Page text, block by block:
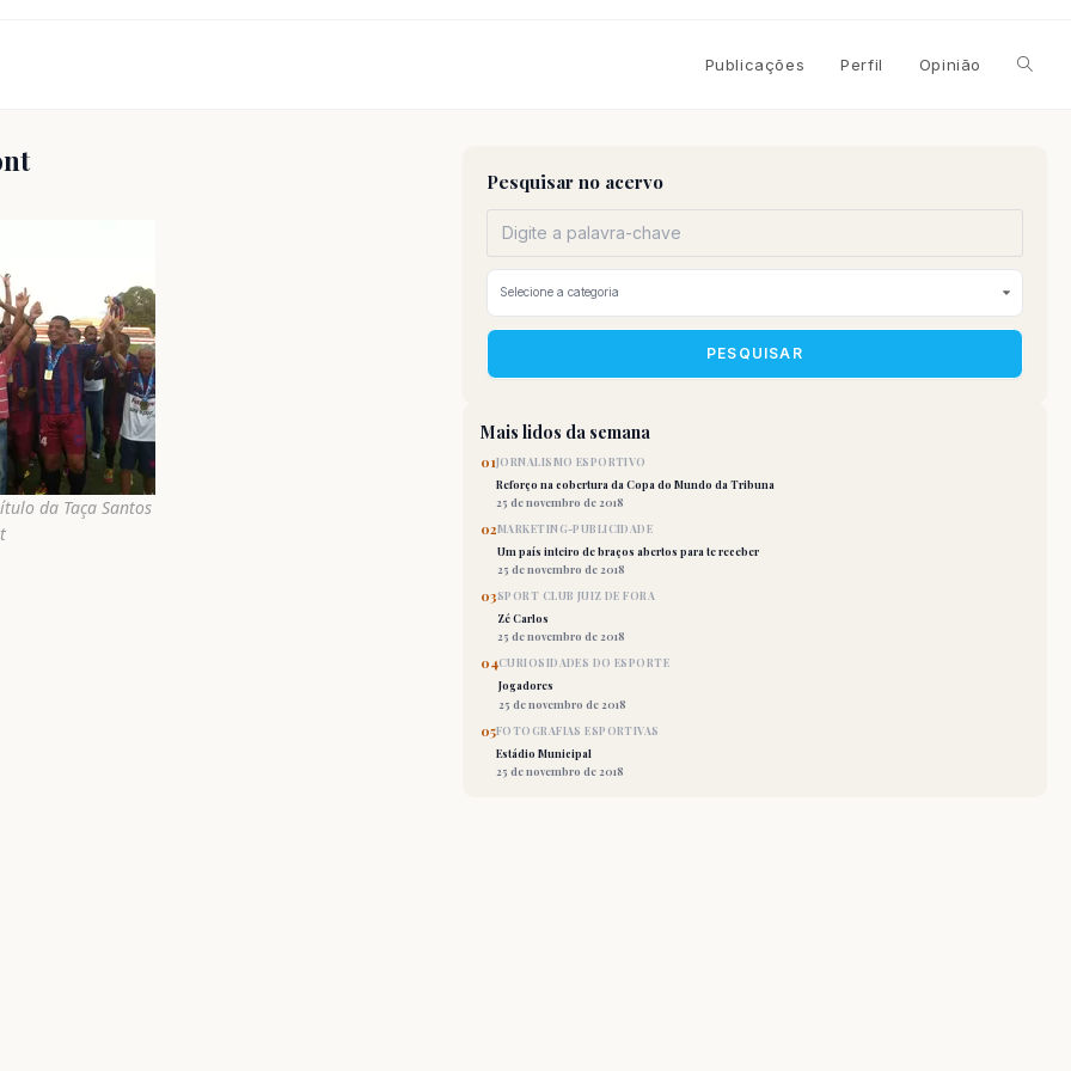
Publicações Perfil Opinião
site
da Taça Santos
Pesquisar no acervo
PESQUISAR
Mais lidos da semana
01JORNALISMO ESPORTIVO
Reforço na cobertura da Copa do Mundo da Tribuna
25 de novembro de 2018
02MARKETING-PUBLICIDADE
Um país inteiro de braços abertos para te receber
25 de novembro de 2018
03SPORT CLUB JUIZ DE FORA
Zé Carlos
25 de novembro de 2018
04CURIOSIDADES DO ESPORTE
Jogadores
25 de novembro de 2018
05FOTOGRAFIAS ESPORTIVAS
Estádio Municipal
25 de novembro de 2018